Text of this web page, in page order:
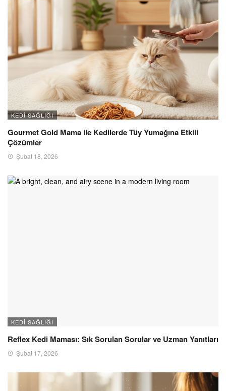
KEDI SAĞLIĞI
Gourmet Gold Mama ile Kedilerde Tüy Yumağına Etkili
Çözümler
Şubat 18, 2026
KEDI SAĞLIĞI
Reflex Kedi Maması: Sık Sorulan Sorular ve Uzman Yanıtları
Şubat 17, 2026